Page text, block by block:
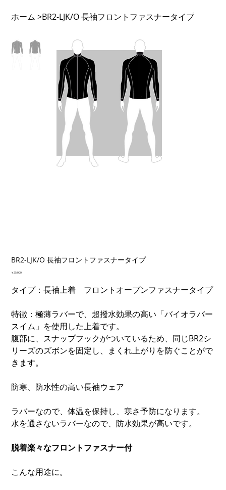
ホーム >BR2-LJK/O 長袖フロントファスナータイプ
BR2-LJK/O 長袖フロントファスナータイプ
価
￥25,000
タイプ：長袖上着 フロントオープンファスナータイプ
特徴：極薄ラバーで、超撥水効果の高い「バイオラバー
スイム」を使用した上着です。
腹部に、スナップフックがついているため、同じBR2シ
リーズのズボンを固定し、まくれ上がりを防ぐことがで
きます。
防寒、防水性の高い長袖ウェア
ラバーなので、体温を保持し、寒さ予防になります。
水を通さないラバーなので、防水効果が高いです。
脱着楽々なフロントファスナー付
こんな用途に。